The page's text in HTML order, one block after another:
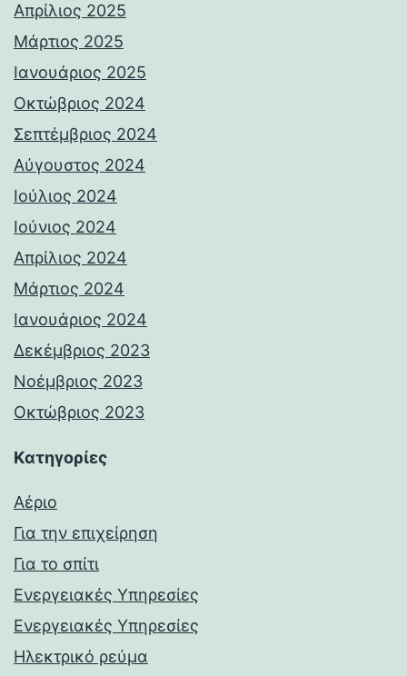
Απρίλιος 2025
Μάρτιος 2025
Ιανουάριος 2025
Οκτώβριος 2024
Σεπτέμβριος 2024
Αύγουστος 2024
Ιούλιος 2024
Ιούνιος 2024
Απρίλιος 2024
Μάρτιος 2024
Ιανουάριος 2024
Δεκέμβριος 2023
Νοέμβριος 2023
Οκτώβριος 2023
Kατηγορίες
Αέριο
Για την επιχείρηση
Για το σπίτι
Ενεργειακές Υπηρεσίες
Ενεργειακές Υπηρεσίες
Ηλεκτρικό ρεύμα